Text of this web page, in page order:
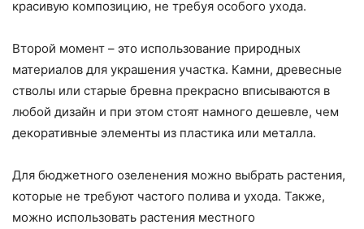
красивую композицию, не требуя особого ухода.
Второй момент – это использование природных
материалов для украшения участка. Камни, древесные
стволы или старые бревна прекрасно вписываются в
любой дизайн и при этом стоят намного дешевле, чем
декоративные элементы из пластика или металла.
Для бюджетного озеленения можно выбрать растения,
которые не требуют частого полива и ухода. Также,
можно использовать растения местного